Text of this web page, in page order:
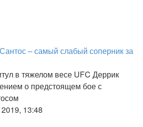
– самый слабый соперник за
в тяжелом весе UFC Деррик
о предстоящем бое с
13:48